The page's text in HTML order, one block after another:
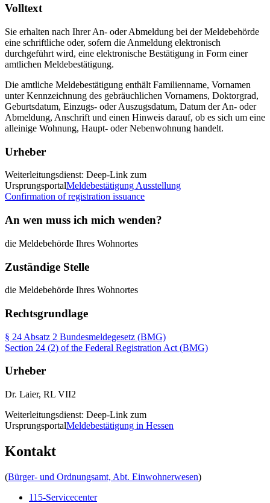
Volltext
Sie erhalten nach Ihrer An- oder Abmeldung bei der Meldebehörde
eine schriftliche oder, sofern die Anmeldung elektronisch
durchgeführt wird, eine elektronische Bestätigung in Form einer
amtlichen Meldebestätigung.
Die amtliche Meldebestätigung enthält Familienname, Vornamen
unter Kennzeichnung des gebräuchlichen Vornamens, Doktorgrad,
Geburtsdatum, Einzugs- oder Auszugsdatum, Datum der An- oder
Abmeldung, Anschrift und einen Hinweis darauf, ob es sich um eine
alleinige Wohnung, Haupt- oder Nebenwohnung handelt.
Urheber
Weiterleitungsdienst: Deep-Link zum
UrsprungsportalMeldebestätigung Ausstellung
Confirmation of registration issuance
An wen muss ich mich wenden?
die Meldebehörde Ihres Wohnortes
Zuständige Stelle
die Meldebehörde Ihres Wohnortes
Rechtsgrundlage
§ 24 Absatz 2 Bundesmeldegesetz (BMG)
Section 24 (2) of the Federal Registration Act (BMG)
Urheber
Dr. Laier, RL VII2
Weiterleitungsdienst: Deep-Link zum
UrsprungsportalMeldebestätigung in Hessen
Kontakt
(Bürger- und Ordnungsamt, Abt. Einwohnerwesen)
115-Servicecenter